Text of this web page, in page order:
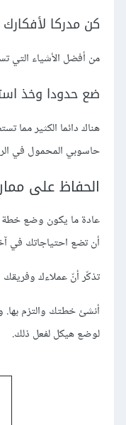
كن مدركا
من أفضل الأشياء التي
ضع حدودا وخذ
هناك دائما الكثير مما
حاسوبي المحمول في
الحفاظ على
عادة ما يكون وضع خطة
أن تضع احتياجاتك في
تذكّر أنّ عملاءك
أنشئ خطتك والتزم بها.
لوضع هيكل لفعل ذلك.